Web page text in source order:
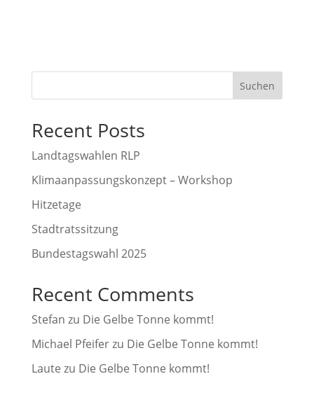
Suchen
Recent Posts
Landtagswahlen RLP
Klimaanpassungskonzept – Workshop
Hitzetage
Stadtratssitzung
Bundestagswahl 2025
Recent Comments
Stefan zu Die Gelbe Tonne kommt!
Michael Pfeiferzu Die Gelbe Tonne kommt!
Laute zu Die Gelbe Tonne kommt!